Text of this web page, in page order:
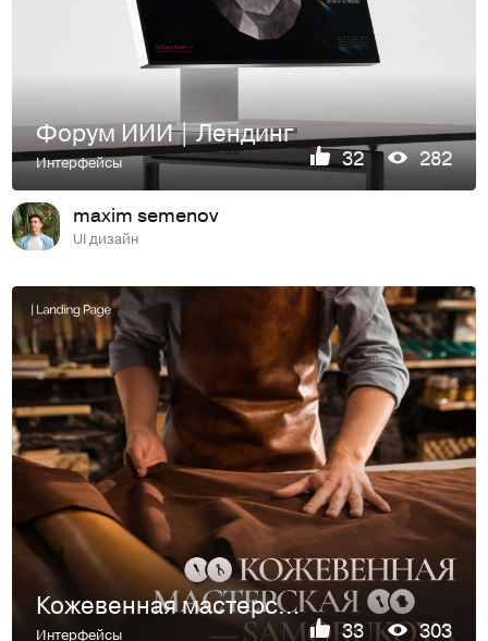
Форум ИИИ | Лендинг
Интерфейсы 32 282
maxim semenov
UI дизайн
Кожевенная мастерская | Лендинг
Интерфейсы 33 303